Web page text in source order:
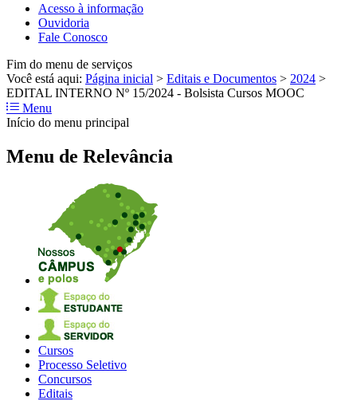
Acesso à informação
Ouvidoria
Fale Conosco
Fim do menu de serviços
Você está aqui: Página inicial > Editais e Documentos > 2024 >
EDITAL INTERNO Nº 15/2024 - Bolsista Cursos MOOC
Menu
Início do menu principal
Menu de Relevância
Cursos
Processo Seletivo
Concursos
Editais